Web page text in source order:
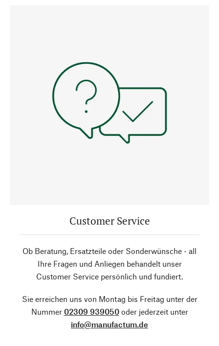
Customer Service
Ob Beratung, Ersatzteile oder Sonderwünsche - all
Ihre Fragen und Anliegen behandelt unser
Customer Service persönlich und fundiert.
Sie erreichen uns von Montag bis Freitag unter der
Nummer 02309 939050oder jederzeit unter
info@manufactum.de